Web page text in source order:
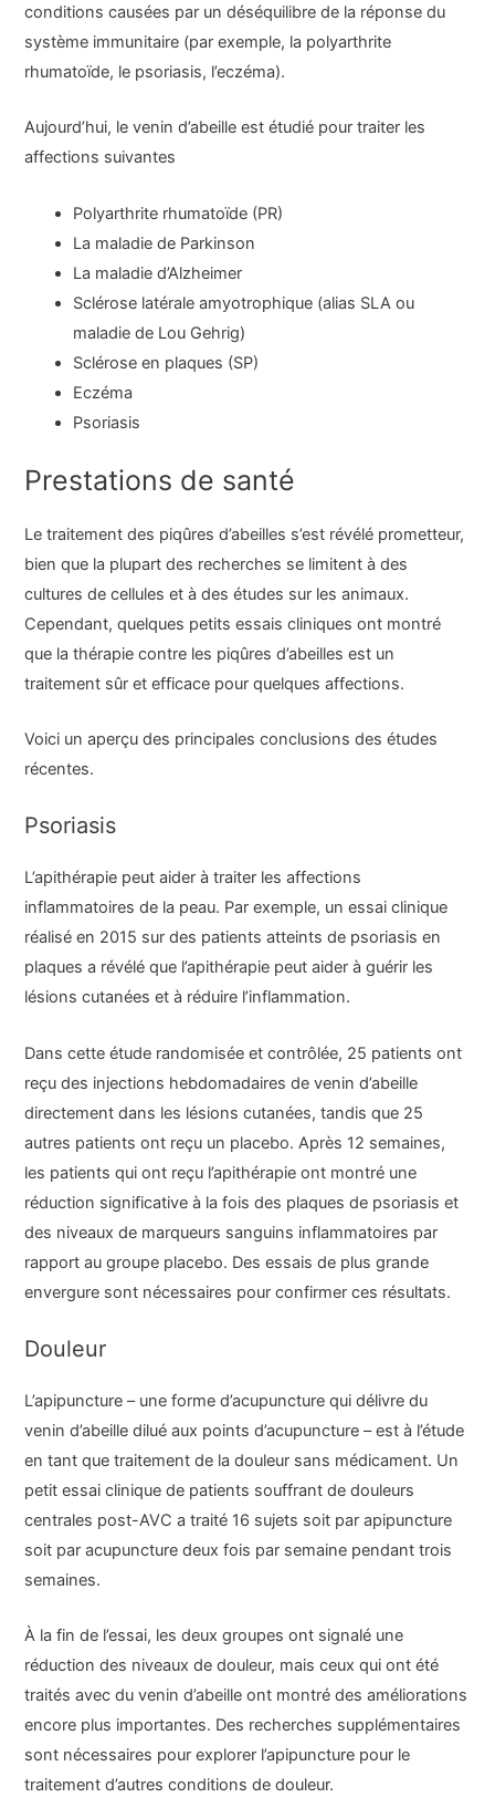
conditions causées par un déséquilibre de la réponse du
système immunitaire (par exemple, la polyarthrite
rhumatoïde, le psoriasis, l’eczéma).
Aujourd’hui, le venin d’abeille est étudié pour traiter les
affections suivantes
Polyarthrite rhumatoïde (PR)
La maladie de Parkinson
La maladie d’Alzheimer
Sclérose latérale amyotrophique (alias SLA ou
maladie de Lou Gehrig)
Sclérose en plaques (SP)
Eczéma
Psoriasis
Prestations de santé
Le traitement des piqûres d’abeilles s’est révélé prometteur,
bien que la plupart des recherches se limitent à des
cultures de cellules et à des études sur les animaux.
Cependant, quelques petits essais cliniques ont montré
que la thérapie contre les piqûres d’abeilles est un
traitement sûr et efficace pour quelques affections.
Voici un aperçu des principales conclusions des études
récentes.
Psoriasis
L’apithérapie peut aider à traiter les affections
inflammatoires de la peau. Par exemple, un essai clinique
réalisé en 2015 sur des patients atteints de psoriasis en
plaques a révélé que l’apithérapie peut aider à guérir les
lésions cutanées et à réduire l’inflammation.
Dans cette étude randomisée et contrôlée, 25 patients ont
reçu des injections hebdomadaires de venin d’abeille
directement dans les lésions cutanées, tandis que 25
autres patients ont reçu un placebo. Après 12 semaines,
les patients qui ont reçu l’apithérapie ont montré une
réduction significative à la fois des plaques de psoriasis et
des niveaux de marqueurs sanguins inflammatoires par
rapport au groupe placebo. Des essais de plus grande
envergure sont nécessaires pour confirmer ces résultats.
Douleur
L’apipuncture – une forme d’acupuncture qui délivre du
venin d’abeille dilué aux points d’acupuncture – est à l’étude
en tant que traitement de la douleur sans médicament. Un
petit essai clinique de patients souffrant de douleurs
centrales post-AVC a traité 16 sujets soit par apipuncture
soit par acupuncture deux fois par semaine pendant trois
semaines.
À la fin de l’essai, les deux groupes ont signalé une
réduction des niveaux de douleur, mais ceux qui ont été
traités avec du venin d’abeille ont montré des améliorations
encore plus importantes. Des recherches supplémentaires
sont nécessaires pour explorer l’apipuncture pour le
traitement d’autres conditions de douleur.